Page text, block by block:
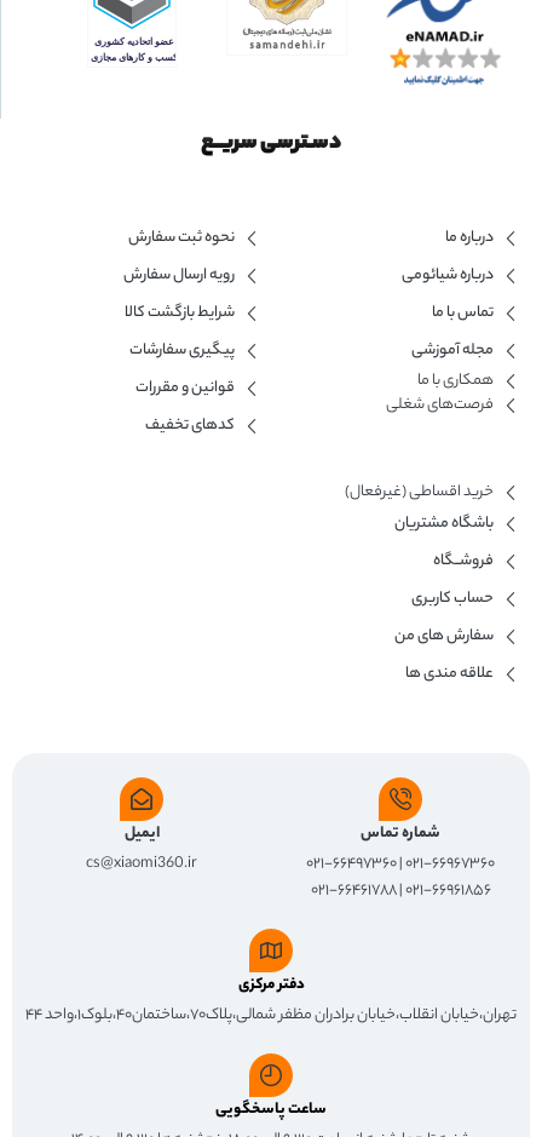
دسـترسی سریــع
درباره ما
درباره شیائومی
تماس با ما
مجله آموزشی
همکاری با ما​
فرصت‌های شغلی
نحوه ثبت سفارش
رویه ارسال سفارش
شرایط بازگشت کالا
پیگیری سفارشات
قوانین و مقررات
کدهای تخفیف
خرید اقساطی (غیرفعال)
باشگاه مشتریان
فروشــگاه
حساب کاربری
سفارش های من
علاقه مندی ها
شماره تماس
۰۲۱-۶۶۹۶۷۳۶۰ | ۰۲۱-۶۶۴۹۷۳۶۰
۰۲۱-۶۶۹۶۱۸۵۶ | ۰۲۱-۶۶۴۶۱۷۸۸
ایمیل
cs@xiaomi360.ir
دفتر مرکزی
تهران،خیابان انقلاب،خیابان برادران مظفر شمالی،پلاک۷۰،ساختمان۴۰،بلوک۱،واحد ۴۴
ساعت پاسخگویی